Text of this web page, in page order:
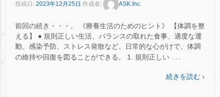
投稿日: 2023年12月25日 作成者: ASK Inc.
前回の続き・・・。 《療養生活のためのヒント》 【体調を整
える】 ● 規則正しい生活、バランスの取れた食事、適度な運
動、感染予防、ストレス発散など、日常的な心がけで、体調
の維持や回復を図ることができる。 1. 規則正しい …
続きを読む ›